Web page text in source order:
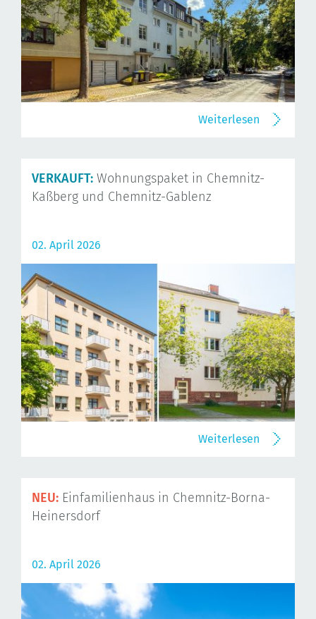
Weiterlesen
VERKAUFT: Wohnungspaket in Chemnitz-
Kaßberg und Chemnitz-Gablenz
02. April 2026
Weiterlesen
NEU: Einfamilienhaus in Chemnitz-Borna-
Heinersdorf
02. April 2026